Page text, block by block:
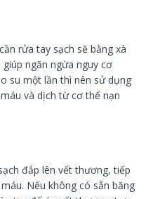
rửa tay sạch sẽ bằng xà
ngăn ngừa nguy cơ
su một lần thì nên sử dụng
và dịch từ cơ thể nạn
đắp lên vết thương, tiếp
Nếu không có sẵn băng